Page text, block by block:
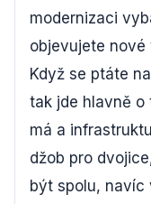
modernizaci
objevujete nové
Když se ptáte
tak jde hlavně
má a
džob pro
být spolu, navíc